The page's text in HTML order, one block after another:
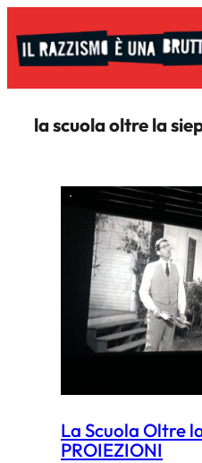
al
la scuola oltre la
La Scuola Oltre
PROIEZIONI